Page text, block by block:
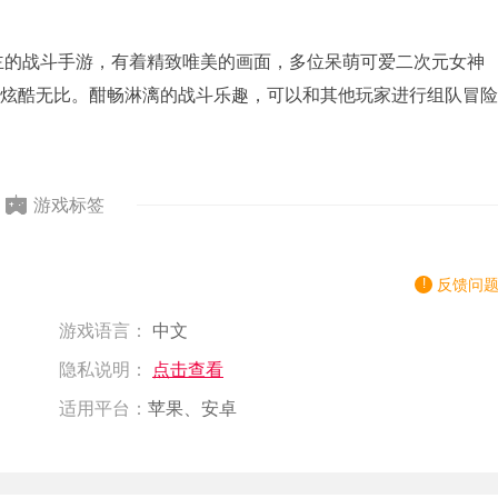
战斗手游，有着精致唯美的画面，多位呆萌可爱二次元女神
酷无比。酣畅淋漓的战斗乐趣，可以和其他玩家进行组队冒险
游戏标签
反馈问题
游戏语言： 中文
隐私说明： 点击查看
适用平台： 苹果、安卓